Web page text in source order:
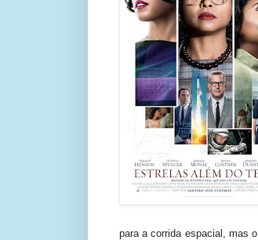
para a corrida espacial, mas